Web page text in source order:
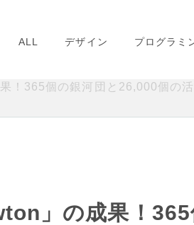
ALL デザイン プログラミ
！365個の銀河団と26,000個の
」の成果！